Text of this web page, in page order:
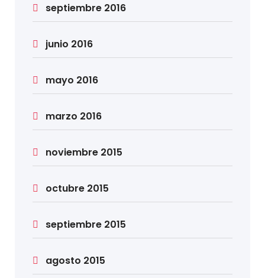
septiembre 2016
junio 2016
mayo 2016
marzo 2016
noviembre 2015
octubre 2015
septiembre 2015
agosto 2015